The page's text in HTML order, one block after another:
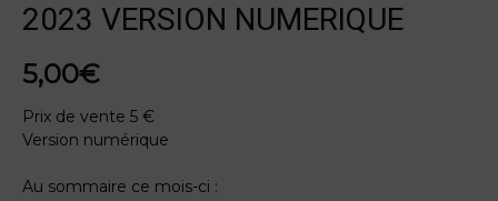
2023 VERSION NUMERIQUE
5,00€
Prix de vente 5 €
Version numérique
Au sommaire ce mois-ci :